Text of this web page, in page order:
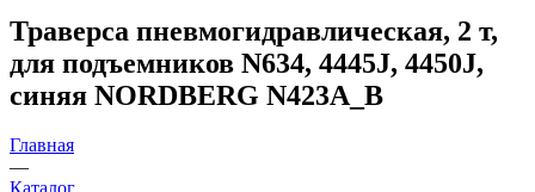
Траверса пневмогидравлическая, 2 т,
для подъемников N634, 4445J, 4450J,
синяя NORDBERG N423A_B
Главная
—